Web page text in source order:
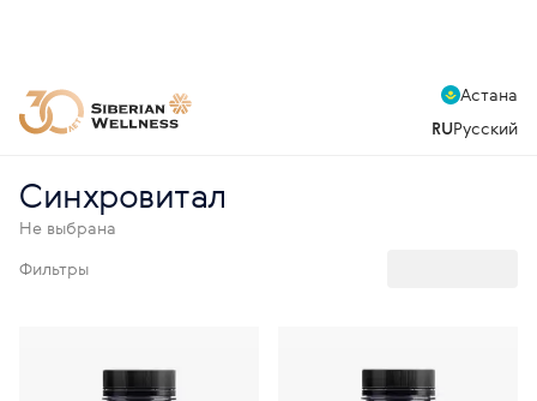
Астана
RUРусский
Синхровитал
Не выбрана
Фильтры